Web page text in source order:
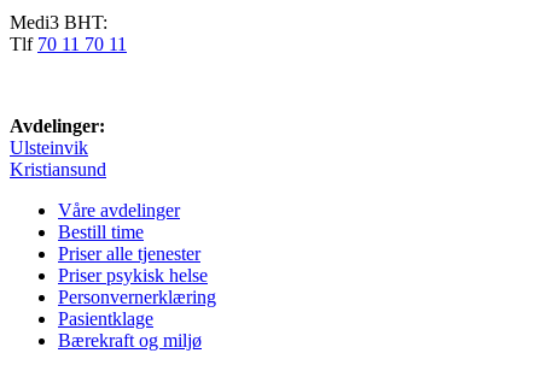
Medi3 BHT:
Tlf 70 11 70 11
Avdelinger:
Ulsteinvik
Kristiansund
Våre avdelinger
Bestill time
Priser alle tjenester
Priser psykisk helse
Personvernerklæring
Pasientklage
Bærekraft og miljø